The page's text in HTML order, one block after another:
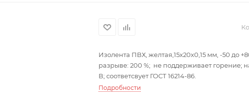
Изолента ПВХ, желтая,15х20х0,15 мм, -50 до
разрыве: 200 %; не поддерживает горение;
В; соответсвует ГОСТ 16214-86.
Подробности